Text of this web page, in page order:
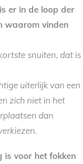
er in de loop der
waarom vinden
snuiten, dat is
uiterlijk van een
zich niet in het
dan
is voor het fokken